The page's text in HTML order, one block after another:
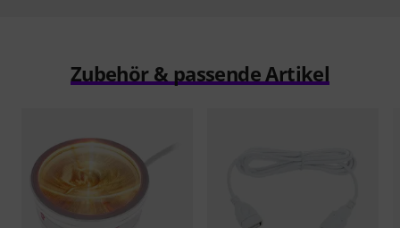
Zubehör & passende Artikel